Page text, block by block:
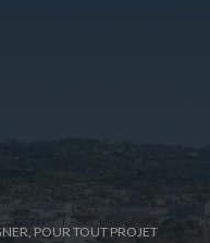
POUR TOUT PROJET